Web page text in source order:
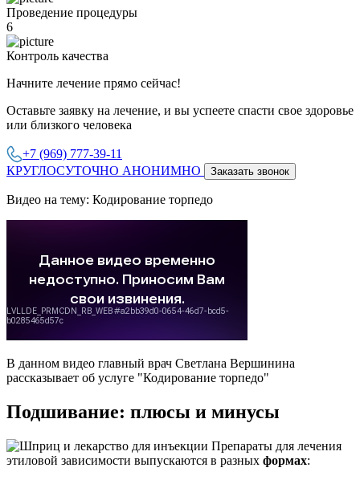
Проведение процедуры
6
Контроль качества
Начните лечение прямо сейчас!
Оставьте заявку на лечение, и вы успеете спасти свое здоровье
или близкого человека
+7 (969) 777-39-11
КРУГЛОСУТОЧНО АНОНИМНО
Заказать звонок
Видео на тему: Кодирование торпедо
В данном видео главный врач Светлана Вершинина
рассказывает об услуге "Кодирование торпедо"
Подшивание: плюсы и минусы
Препараты для лечения
этиловой зависимости выпускаются в разных формах: